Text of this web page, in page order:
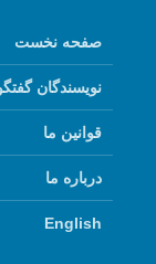
صفحه نخست
نویسندگان
قوانین ما
درباره ما
English